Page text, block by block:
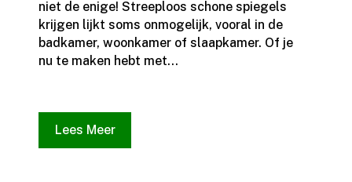
niet de enige! Streeploos schone spiegels
krijgen lijkt soms onmogelijk, vooral in de
badkamer, woonkamer of slaapkamer.​ Of je
nu te maken hebt met...
Lees Meer